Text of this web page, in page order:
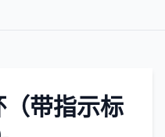
（带指示标